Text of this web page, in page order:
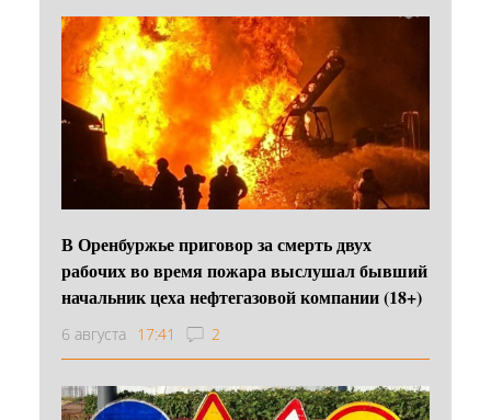
В Оренбуржье приговор за смерть двух
рабочих во время пожара выслушал бывший
начальник цеха нефтегазовой компании (18+)
6 августа 17:41 2